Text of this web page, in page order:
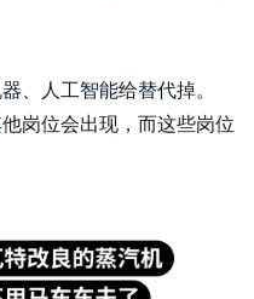
、人工智能给替代掉。
岗位会出现，而这些岗位